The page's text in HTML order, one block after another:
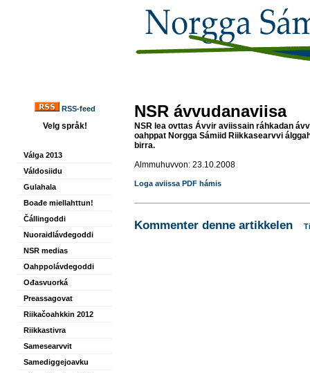
RSS-feed
Velg språk!
Válga 2013
Váldosiidu
Gulahala
Boađe miellahttun!
Čállingoddi
Nuoraidlávdegoddi
NSR medias
Oahppolávdegoddi
Ođasvuorká
Preassagovat
Riikačoahkkin 2012
Riikkastivra
Samesearvvit
Samediggejoavku
NSR ávvudanaviisa
NSR lea ovttas Ávvir aviissain ráhkadan
oahppat Norgga Sámiid Riikkasearvvi
birra.
Almmuhuvvon: 23.10.2008
Loga aviissa PDF hámis
Kommenter denne artikkelen